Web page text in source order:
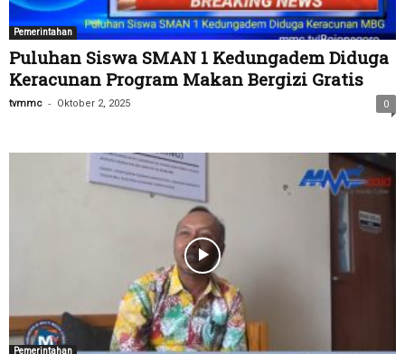
Pemerintahan
Puluhan Siswa SMAN 1 Kedungadem Diduga
Keracunan Program Makan Bergizi Gratis
tvmmc - Oktober 2, 2025 0
Pemerintahan